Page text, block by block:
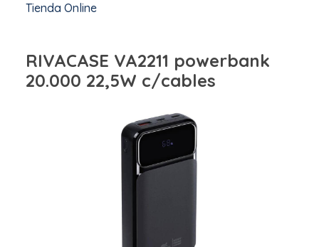
Tienda Online
RIVACASE VA2211 powerbank
20.000 22,5W c/cables